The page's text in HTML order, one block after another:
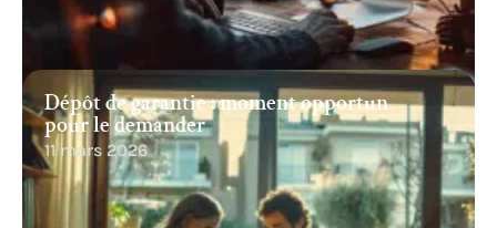
Dépôt de garantie : moment opportun
pour le demander
11 mars 2026